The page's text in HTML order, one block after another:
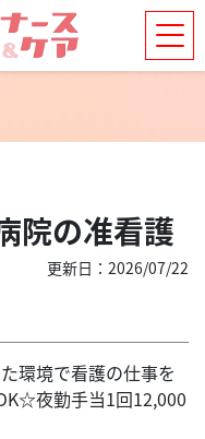
院の准看護
更新日：2026/07/22
環境で看護の仕事を
夜勤手当1回12,000